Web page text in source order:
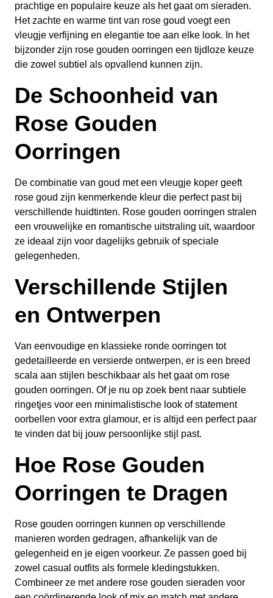
prachtige en populaire keuze als het gaat om sieraden.
Het zachte en warme tint van rose goud voegt een
vleugje verfijning en elegantie toe aan elke look. In het
bijzonder zijn rose gouden oorringen een tijdloze keuze
die zowel subtiel als opvallend kunnen zijn.
De Schoonheid van
Rose Gouden
Oorringen
De combinatie van goud met een vleugje koper geeft
rose goud zijn kenmerkende kleur die perfect past bij
verschillende huidtinten. Rose gouden oorringen stralen
een vrouwelijke en romantische uitstraling uit, waardoor
ze ideaal zijn voor dagelijks gebruik of speciale
gelegenheden.
Verschillende Stijlen
en Ontwerpen
Van eenvoudige en klassieke ronde oorringen tot
gedetailleerde en versierde ontwerpen, er is een breed
scala aan stijlen beschikbaar als het gaat om rose
gouden oorringen. Of je nu op zoek bent naar subtiele
ringetjes voor een minimalistische look of statement
oorbellen voor extra glamour, er is altijd een perfect paar
te vinden dat bij jouw persoonlijke stijl past.
Hoe Rose Gouden
Oorringen te Dragen
Rose gouden oorringen kunnen op verschillende
manieren worden gedragen, afhankelijk van de
gelegenheid en je eigen voorkeur. Ze passen goed bij
zowel casual outfits als formele kledingstukken.
Combineer ze met andere rose gouden sieraden voor